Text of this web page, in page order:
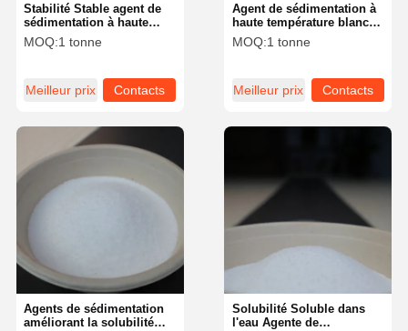
Aperçu Produits
Nous
Agent de sédimentation à
haute température blanc
pour une efficacité de
sédimentation accrue
à température élevée
MOQ:1 tonne
Meilleur prix Contacts
Stabilité Stable agent de
sédimentation à haute
température, soluble dans
l'eau, teneur en solides
MOQ:1 tonne
Meilleur prix Contacts
Solubilité Soluble dans
l'eau Agente de
Agents de sédimentation
améliorant la solubilité